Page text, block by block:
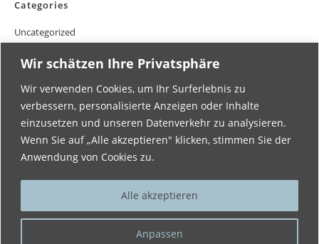
Wir schätzen Ihre Privatsphäre
Wir verwenden Cookies, um Ihr Surferlebnis zu
verbessern, personalisierte Anzeigen oder Inhalte
einzusetzen und unseren Datenverkehr zu analysieren.
Wenn Sie auf „Alle akzeptieren" klicken, stimmen Sie der
Anwendung von Cookies zu.
Anpassen
Alle akzeptieren
Categories
Uncategorized
Follow Us